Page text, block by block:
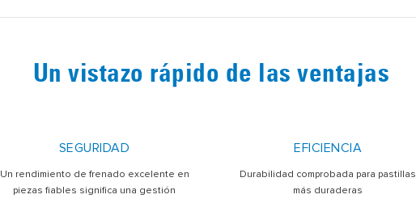
Un vistazo rápido de las ventajas
SEGURIDAD
Un rendimiento de frenado excelente en
piezas fiables significa una gestión
EFICIENCIA
Durabilidad comprobada para pastillas
más duraderas